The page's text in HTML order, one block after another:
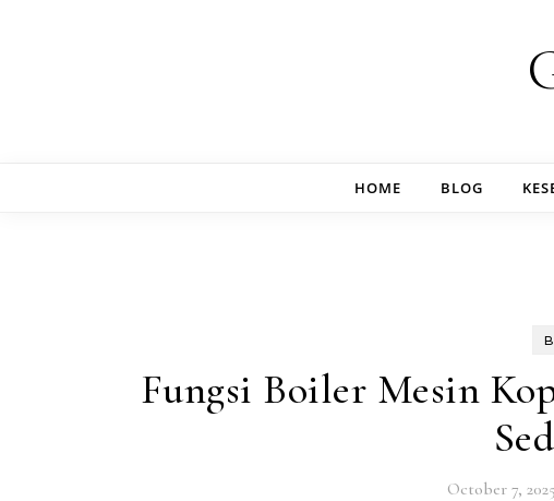
HOME BLOG
Fungsi Boiler Mesin
October 7, 2025